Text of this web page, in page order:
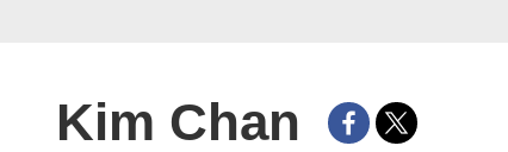
Kim Chan